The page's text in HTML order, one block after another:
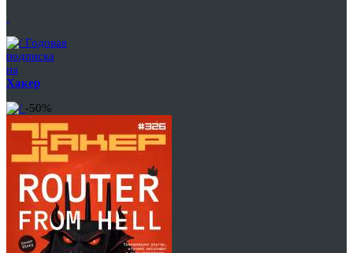
Годовая
подписка
на
Хакер
-50%